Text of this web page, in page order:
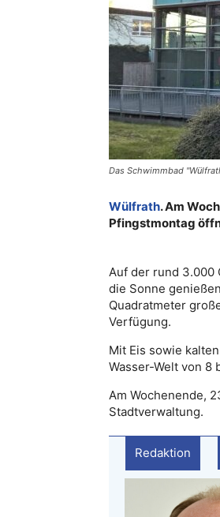
Das Schwimmbad
Wülfrath. Am
Pfingstmontag
Auf der rund 3.000
die Sonne
Quadratmeter
Verfügung.
Mit Eis sowie
Wasser-Welt von 8
Am Wochenende,
Stadtverwaltung.
Redaktion